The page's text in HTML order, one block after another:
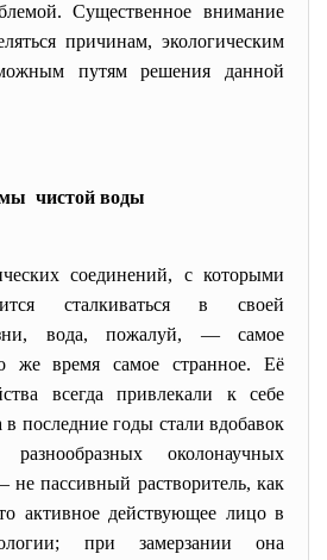
Существенное внимание
причинам, экологическим
путям решения данной
чистой воды
соединений, с которыми
сталкиваться в своей
вода, пожалуй, — самое
время самое странное. Её
всегда привлекали к себе
последние годы стали вдобавок
околонаучных
пассивный растворитель, как
активное действующее лицо в
при замерзании она